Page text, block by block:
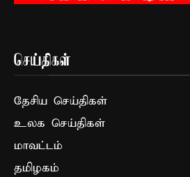
செய்திகள்
தேசிய செய்திகள்
உலக செய்திகள்
மாவட்டம்
தமிழகம்